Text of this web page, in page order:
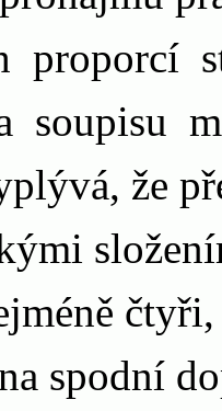
proporcí
soupisu
že
spodní